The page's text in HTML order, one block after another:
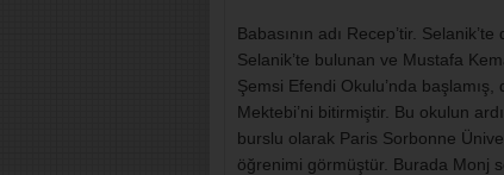
Babasının adı Recep’tir.
Selanik’te bulunan ve Mustafa
Şemsi Efendi Okulu’nda
Mektebi’ni bitirmiştir. Bu okulun
burslu olarak Paris Sorbonne
öğrenimi görmüştür. Burada Monj